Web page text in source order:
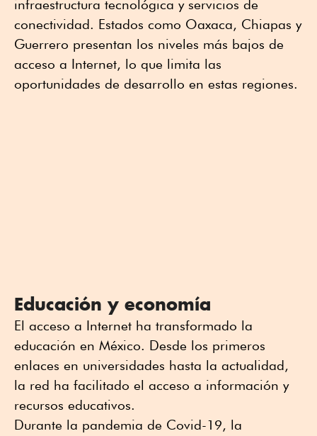
infraestructura tecnológica y servicios de
conectividad. Estados como Oaxaca, Chiapas y
Guerrero presentan los niveles más bajos de
acceso a Internet, lo que limita las
oportunidades de desarrollo en estas regiones.
Educación y economía
El acceso a Internet ha transformado la
educación en México. Desde los primeros
enlaces en universidades hasta la actualidad,
la red ha facilitado el acceso a información y
recursos educativos.
Durante la pandemia de Covid-19, la